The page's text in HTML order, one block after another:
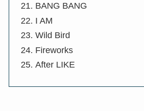
BANG BANG
I AM
Wild Bird
Fireworks
After LIKE